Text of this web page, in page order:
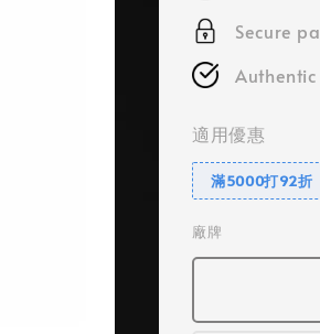
Secure
適用優惠
滿5000打92折
廠牌